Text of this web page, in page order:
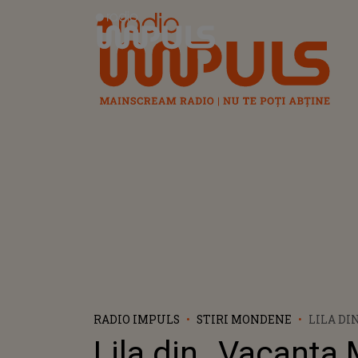
Radio Impuls
RADIO IMPULS STIRI MONDENE
LILA